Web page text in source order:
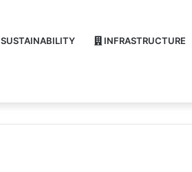
SUSTAINABILITY INFRASTRUCTURE